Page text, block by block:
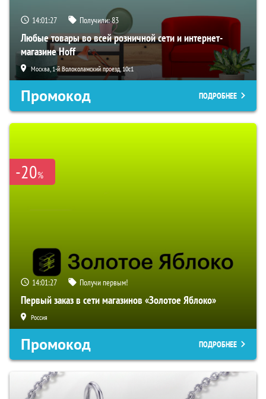
14:01:26 Получили:83
Любые товары во всей розничной сети и интернет-
магазине Hoff
Москва, 1-й Волоколамский проезд, 10с1
Промокод ПОДРОБНЕЕ
-20%
14:01:26 Получи первым!
Первый заказ в сети магазинов «Золотое Яблоко»
Россия
Промокод ПОДРОБНЕЕ